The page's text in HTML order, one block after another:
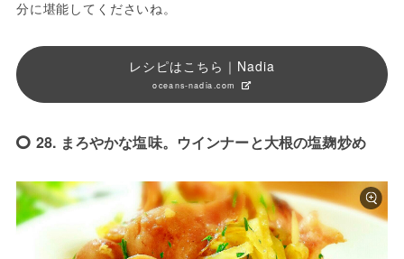
分に堪能してくださいね。
レシピはこちら｜Nadia
oceans-nadia.com
28. まろやかな塩味。ウインナーと大根の塩麹炒め